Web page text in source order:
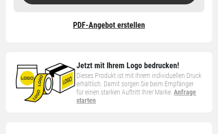
Jetzt mit Ihrem Logo bedrucken!
Dieses Produkt ist mit Ihrem individuellen Druck
erhältlich. Damit sorgen Sie beim Empfänger
für einen starken Auftritt Ihrer Marke.Anfrage
starten
PDF-Angebot erstellen